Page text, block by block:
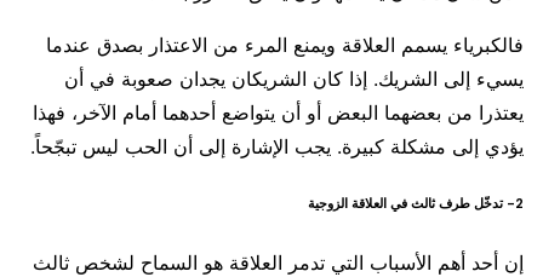
فالكبرياء يسمم العلاقة ويمنع المرء من الاعتذار بصدق عندما
يسيء إلى الشريك. إذا كان الشريكان يجدان صعوبة في أن
يعتذرا من بعضهما البعض أو أن يتواضع أحدهما أمام الآخر، فهذا
يؤدي إلى مشكلة كبيرة. يجب الإشارة إلى أن الحب ليس تبجّحاً.
2- تدخّل طرف ثالث في العلاقة الزوجية
إن أحد أهم الأسباب التي تدمر العلاقة هو السماح لشخص ثالث